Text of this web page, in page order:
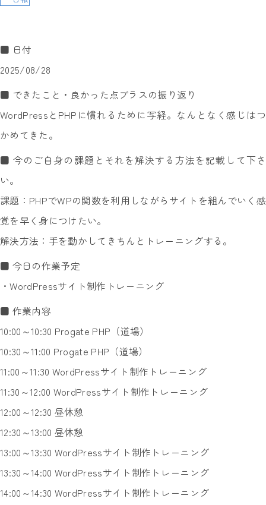
■ 日付
2025/08/28
■ できたこと・良かった点プラスの振り返り
WordPressとPHPに慣れるために写経。なんとなく感じはつ
かめてきた。
■ 今のご自身の課題とそれを解決する方法を記載して下さ
い。
課題：PHPでWPの関数を利用しながらサイトを組んでいく感
覚を早く身につけたい。
解決方法：手を動かしてきちんとトレーニングする。
■ 今日の作業予定
・WordPressサイト制作トレーニング
■ 作業内容
10:00～10:30 Progate PHP（道場）
10:30～11:00 Progate PHP（道場）
11:00～11:30 WordPressサイト制作トレーニング
11:30～12:00 WordPressサイト制作トレーニング
12:00～12:30 昼休憩
12:30～13:00 昼休憩
13:00～13:30 WordPressサイト制作トレーニング
13:30～14:00 WordPressサイト制作トレーニング
14:00～14:30 WordPressサイト制作トレーニング